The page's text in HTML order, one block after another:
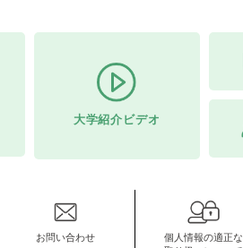
大学紹介ビデオ
お問い合わせ
個人情報の適正な